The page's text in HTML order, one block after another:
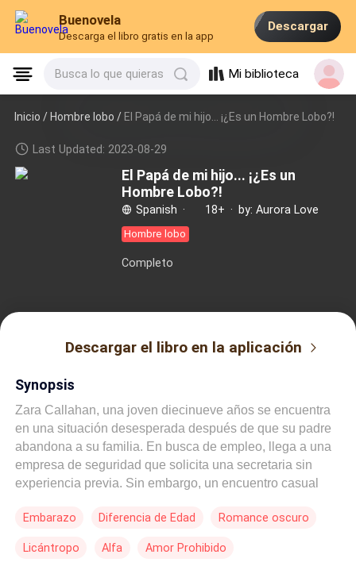
Buenovela
Descarga el libro gratis en la app
Descargar
Busca lo que quieras Mi biblioteca
Inicio /Hombre lobo / El Papá de mi hijo... ¡¿Es un Hombre Lobo?!
Last Updated: 2023-08-29
El Papá de mi hijo... ¡¿Es un
Hombre Lobo?!
Spanish · 18+ · by: Aurora Love
Hombre lobo
Completo
Descargar el libro en la aplicación
Synopsis
Zara Callahan, una joven diecinueve años se encuentra
en una situación desesperada después de que su padre
abandona a su familia. En busca de empleo, llega a una
empresa de seguridad que solicita una secretaria sin
experiencia previa. Sin embargo, un encuentro casual
cambia su vida por completo. Desde primer momento en
hacia Damon, a pesar que su aura emana peligro. Él, hijo
Embarazo Diferencia de Edad Romance oscuro
Licántropo Alfa Amor Prohibido